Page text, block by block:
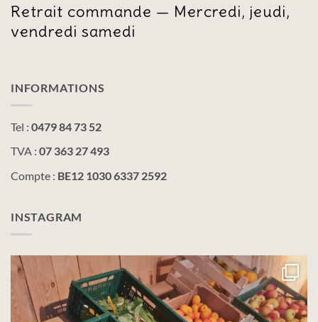
Retrait commande — Mercredi, jeudi,
vendredi samedi
INFORMATIONS
Tel : 0479 84 73 52
TVA : 07 363 27 493
Compte : BE12 1030 6337 2592
INSTAGRAM